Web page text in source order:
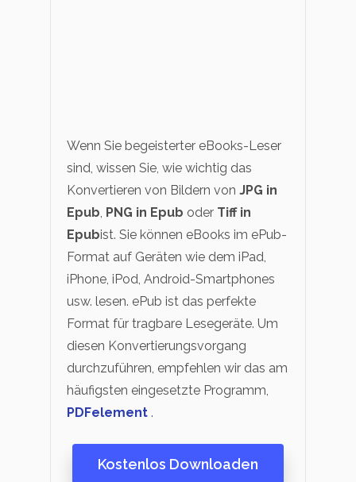
Wenn Sie begeisterter eBooks-Leser
sind, wissen Sie, wie wichtig das
Konvertieren von Bildern von JPG in
Epub, PNG in Epub oder Tiff in
Epubist. Sie können eBooks im ePub-
Format auf Geräten wie dem iPad,
iPhone, iPod, Android-Smartphones
usw. lesen. ePub ist das perfekte
Format für tragbare Lesegeräte. Um
diesen Konvertierungsvorgang
durchzuführen, empfehlen wir das am
häufigsten eingesetzte Programm,
PDFelement .
Kostenlos Downloaden